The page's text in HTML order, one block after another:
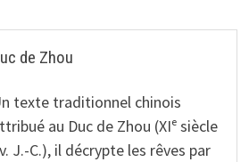
de Zhou
texte traditionnel chinois
au Duc de Zhou (XIᵉ siècle
J.-C.), il décrypte les rêves par